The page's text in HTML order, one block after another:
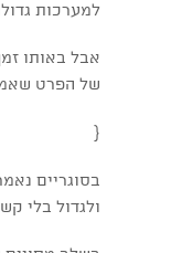
למערכות
אבל באותו
של הפרט
{
בסוגריים
ולגדול בלי